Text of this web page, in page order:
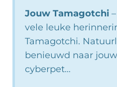
Jouw Tamagotchi
vele leuke
Tamagotchi.
benieuwd naar
cyberpet…